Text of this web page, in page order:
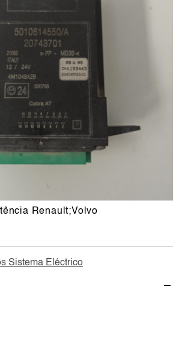
Sistema Eléctrico
Renault;Volvo